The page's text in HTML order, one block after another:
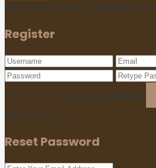
Need an account? Register here!
Register
agree with terms & conditions
Zurück zu Login
Reset Password